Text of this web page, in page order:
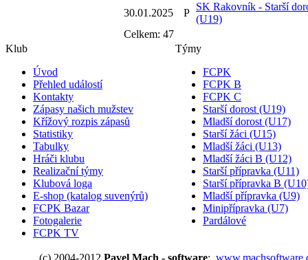
30.01.2025
P
SK Rakovník - Starší
(U19)
Celkem: 47
Klub
Úvod
Přehled událostí
Kontakty
Zápasy našich mužstev
Křížový rozpis zápasů
Statistiky
Tabulky
Hráči klubu
Realizační týmy
Klubová loga
E-shop (katalog suvenýrů)
FCPK Bazar
Fotogalerie
FCPK TV
Týmy
FCPK
FCPK B
FCPK C
Starší dorost (U19)
Mladší dorost (U17)
Starší žáci (U15)
Mladší žáci (U13)
Mladší žáci B (U12)
Starší přípravka (U11)
Starší přípravka B
Mladší přípravka (U9)
Minipřípravka (U7)
Pardálové
(c) 2004-2012 Pavel Mach - software: